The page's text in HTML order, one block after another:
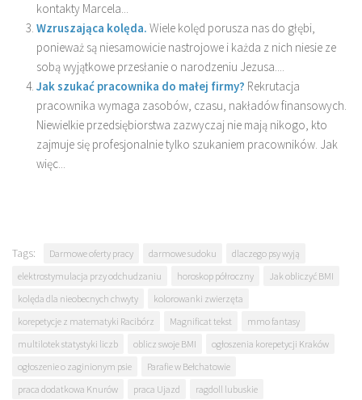
kontakty Marcela...
Wzruszająca kolęda. Wiele kolęd porusza nas do głębi,
ponieważ są niesamowicie nastrojowe i każda z nich niesie ze
sobą wyjątkowe przesłanie o narodzeniu Jezusa....
Jak szukać pracownika do małej firmy? Rekrutacja
pracownika wymaga zasobów, czasu, nakładów finansowych.
Niewielkie przedsiębiorstwa zazwyczaj nie mają nikogo, kto
zajmuje się profesjonalnie tylko szukaniem pracowników. Jak
więc...
Tags: Darmowe oferty pracy darmowe sudoku
dlaczego psy wyją
elektrostymulacja przy odchudzaniu
horoskop półroczny
Jak obliczyć BMI
kolęda dla nieobecnych chwyty
kolorowanki zwierzęta
korepetycje z matematyki Racibórz
Magnificat tekst
mmo fantasy
multilotek statystyki liczb
oblicz swoje BMI
ogłoszenia korepetycji Kraków
ogłoszenie o zaginionym psie
Parafie w Bełchatowie
praca dodatkowa Knurów
praca Ujazd
ragdoll lubuskie